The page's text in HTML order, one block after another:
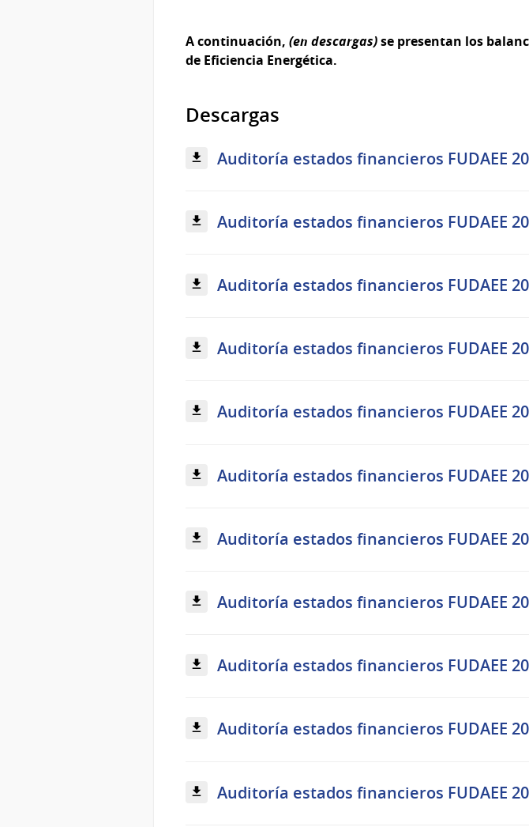
A continuación, (en descargas)se presentan los
de Eficiencia Energética.
Descargas
Auditoría estados financieros FUDAEE
Auditoría estados financieros FUDAEE
Auditoría estados financieros FUDAEE
Auditoría estados financieros FUDAEE
Auditoría estados financieros FUDAEE
Auditoría estados financieros FUDAEE
Auditoría estados financieros FUDAEE
Auditoría estados financieros FUDAEE
Auditoría estados financieros FUDAEE
Auditoría estados financieros FUDAEE
Auditoría estados financieros FUDAEE